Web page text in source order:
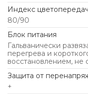
Индекс
80/90
Блок питания
Гальванически
перегрева и
восстановлением, не
Защита от
+